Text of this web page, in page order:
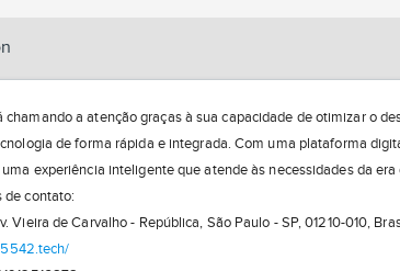
a atenção graças à sua capacidade de otimizar o
de forma rápida e integrada. Com uma plataforma
experiência inteligente que atende às necessidades da era
de contato:
Vieira de Carvalho - República, São Paulo - SP, 01210-010,